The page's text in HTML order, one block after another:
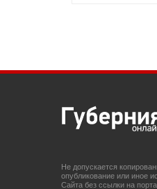
Не допускается
опубликование или иное
Сайта без ссылки на